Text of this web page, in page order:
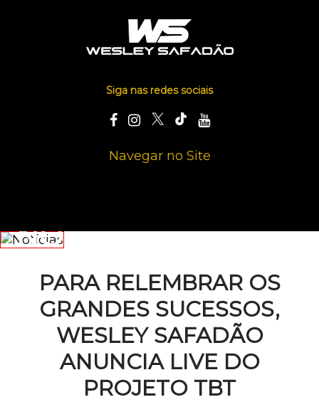
Siga nas redes sociais
Navegar no Site
NOTÍCIAS
PARA RELEMBRAR OS
GRANDES SUCESSOS,
WESLEY SAFADÃO
ANUNCIA LIVE DO
PROJETO TBT